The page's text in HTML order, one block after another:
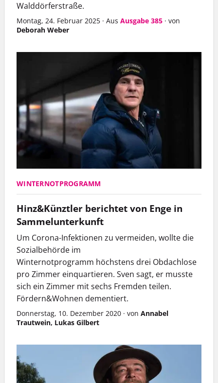
Walddörferstraße.
Montag, 24. Februar 2025 · Aus Ausgabe 385 · von
Deborah Weber
WINTERNOTPROGRAMM
Hinz&Künztler berichtet von Enge in
Sammelunterkunft
Um Corona-Infektionen zu vermeiden, wollte die
Sozialbehörde im
Winternotprogramm höchstens drei Obdachlose
pro Zimmer einquartieren. Sven sagt, er musste
sich ein Zimmer mit sechs Fremden teilen.
Fördern&Wohnen dementiert.
Donnerstag, 10. Dezember 2020 · von Annabel
Trautwein, Lukas Gilbert